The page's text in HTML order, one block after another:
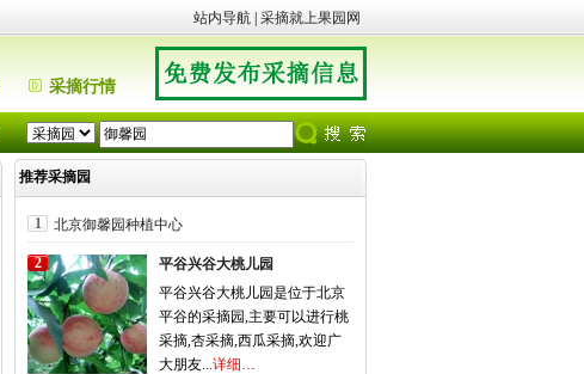
站内导航 采摘就上果园网
采摘行情
推荐采摘园
1 北京御馨园种植中心
2
平谷兴谷大桃儿园
平谷兴谷大桃儿园是位于北京
平谷的采摘园,主要可以进行桃
采摘,杏采摘,西瓜采摘,欢迎广
大朋友...详细…